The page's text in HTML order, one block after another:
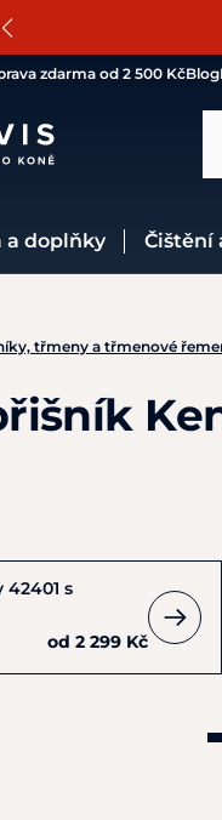
zdarma od 2 500 KčBlog
a doplňky
třmeny a třmenové
s
od 2 299 Kč